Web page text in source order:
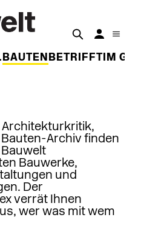
BAUTEN BETRIFFT IM
Architekturkritik,
Bauten-Archiv finden
Bauwelt
Bauwerke,
und
Der
verrät Ihnen
wer was mit wem